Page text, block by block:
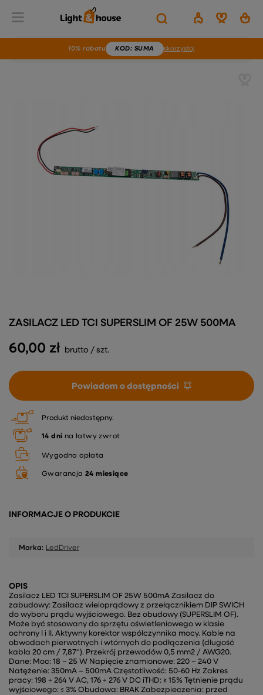
10% rabatu KOD: SUMA skorzystaj
60,00 zł brutto / szt.
Powiadom o dostępności
ZASILACZ LED TCI SUPERSLIM OF 25W 500MA
Produkt niedostępny
14 dni na łatwy zwrot
Wygodna opłata
Gwarancja 24 miesiące
INFORMACJE O PRODUKCIE
Marka: LedDriver
OPIS
Zasilacz LED TCI SUPERSLIM OF 25W 500mA Zasilacz do
zabudowy: Zasilacz wieloprądowy z przełącznikiem DIP SWICH
do wyboru prądu wyjściowego. Bez obudowy (SUPERSLIM OF).
Może być stosowany do sprzętu oświetleniowego w klasie
ochrony I i II. Aktywny korektor współczynnika mocy. Kable na
obwodach pierwotnych i wtórnych do podłączenia (długość
kabla 20 cm / 7,87''). Przekrój przewodów 0,5 mm2 / AWG20.
Dane: Moc: 18 – 25 W Napięcie znamionowe: 220 – 240 V
Natężenie: 350mA – 500mA Częstotliwość: 50-60 Hz Zakres
pracy: 198 ÷ 264 V AC, 176 ÷ 276 V DC iTHD: ≥ 15% Tętnienie prądu
wyjściowego: ≤ 3% Obudowa: BRAK Zabezpieczenia: przed